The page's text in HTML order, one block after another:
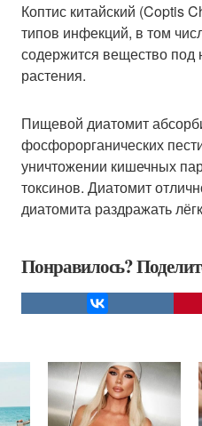
Коптис китайский (Coptis
типов инфекций, в том
содержится вещество под
растения.
Пищевой диатомит
фосфорорганических
уничтожении кишечных
токсинов. Диатомит
диатомита раздражать
Понравилось?